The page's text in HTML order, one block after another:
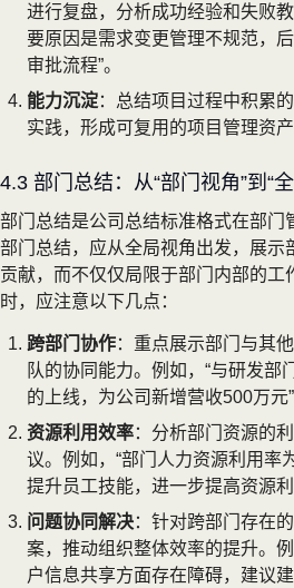
进行复盘，分析成功经验和失败
要原因是需求变更管理不规范，
审批流程”。
能力沉淀：总结项目过程中积累
实践，形成可复用的项目管理资产
4.3 部门总结：从“部门视角”到“
部门总结是公司总结标准格式在部门
部门总结，应从全局视角出发，展示
贡献，而不仅仅局限于部门内部的工
时，应注意以下几点：
跨部门协作：重点展示部门与其
队的协同能力。例如，“与研发部
的上线，为公司新增营收500万元”
资源利用效率：分析部门资源的
议。例如，“部门人力资源利用率
提升员工技能，进一步提高资源利
问题协同解决：针对跨部门存在
案，推动组织整体效率的提升。
户信息共享方面存在障碍，建议